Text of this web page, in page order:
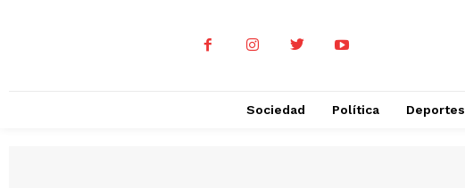
Sociedad Política Deportes